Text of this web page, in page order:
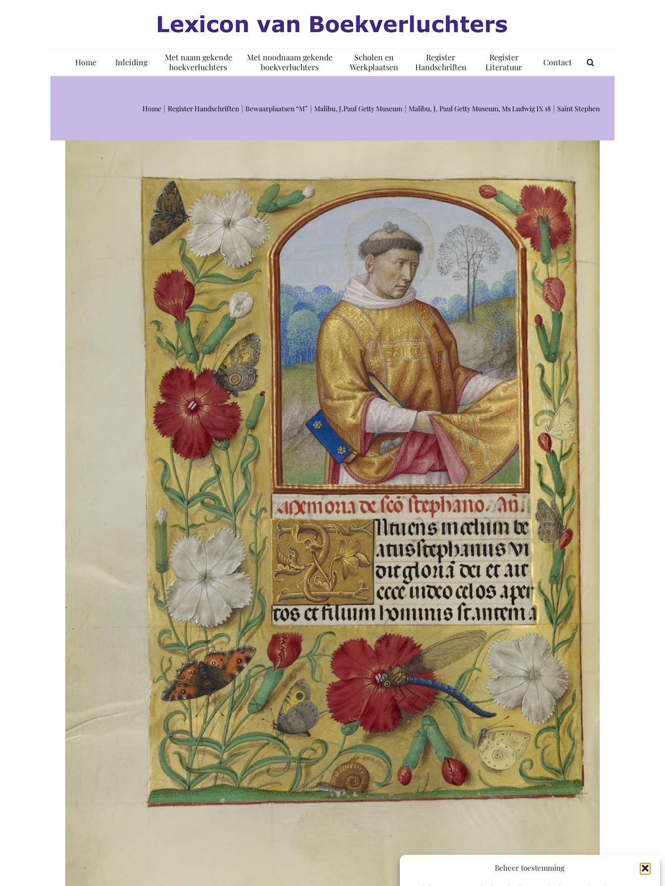
Beheer toestemming
Home Inleiding
Met naam gekende
boekverluchters
Met noodnaam gekende
boekverluchters
Scholen en
Werkplaatsen
Register
Handschriften
Register
Literatuur
Contact
Home Register Handschriften Bewaarplaatsen “M” Malibu, J.Paul Getty Museum Malibu, J. Paul Getty Museum, Ms Ludwig IX 18 Saint Stephen